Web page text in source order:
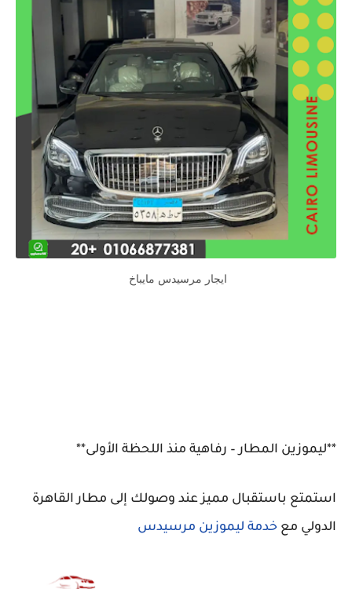
ايجار مرسيدس مايباخ
**ليموزين المطار – رفاهية منذ اللحظة الأولى**
استمتع باستقبال مميز عند وصولك إلى مطار القاهرة
الدولي مع خدمة ليموزين مرسيدس